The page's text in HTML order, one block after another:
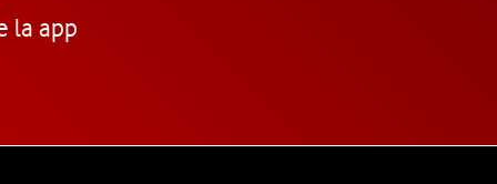
la app